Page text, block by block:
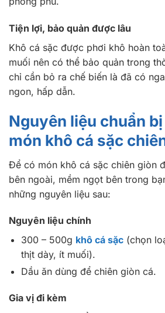
Tiện lợi, bảo quản được lâu
Khô cá sặc được phơi khô hoàn
muối nên có thể bảo quản trong
chỉ cần bỏ ra chế biến là đã có
ngon, hấp dẫn.
Nguyên liệu chuẩn
món khô cá sặc
Để có món khô cá sặc chiên giòn
bên ngoài, mềm ngọt bên trong
những nguyên liệu sau:
Nguyên liệu chính
300 – 500g khô cá sặc(chọn
thịt dày, ít muối).
Dầu ăn dùng để chiên giòn cá.
Gia vị đi kèm